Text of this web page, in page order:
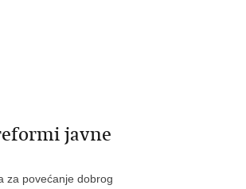
javne
za povećanje dobrog